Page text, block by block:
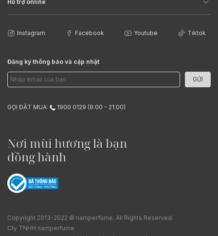
Hỗ trợ online
Instagram Facebook Youtube Tiktok
Đăng ký thông báo và cập nhật
GỬI
GỌI ĐẶT MUA: 1900 0129 (9:00 - 21:00)
Nơi mùi hương là bạn
đồng hành
Copyright 2013-2022 © namperfume. All Rights Reserved.
Cty TNHH namperfume